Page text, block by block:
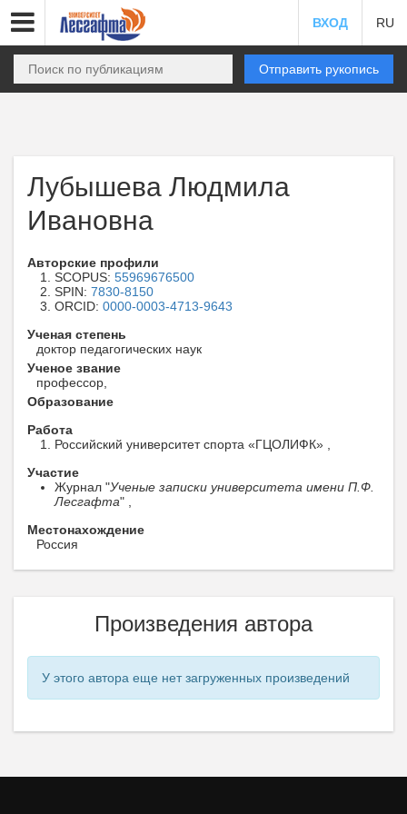
ВХОД RU
Отправить рукопись
Лубышева Людмила
Ивановна
Авторские профили
SCOPUS: 55969676500
SPIN: 7830-8150
ORCID: 0000-0003-4713-9643
Ученая степень
доктор педагогических наук
Ученое звание
профессор,
Образование
Работа
Российский университет спорта «ГЦОЛИФК» ,
Участие
Журнал "Ученые записки университета имени П.Ф.
Лесгафта" ,
Местонахождение
Россия
Произведения автора
У этого автора еще нет загруженных произведений